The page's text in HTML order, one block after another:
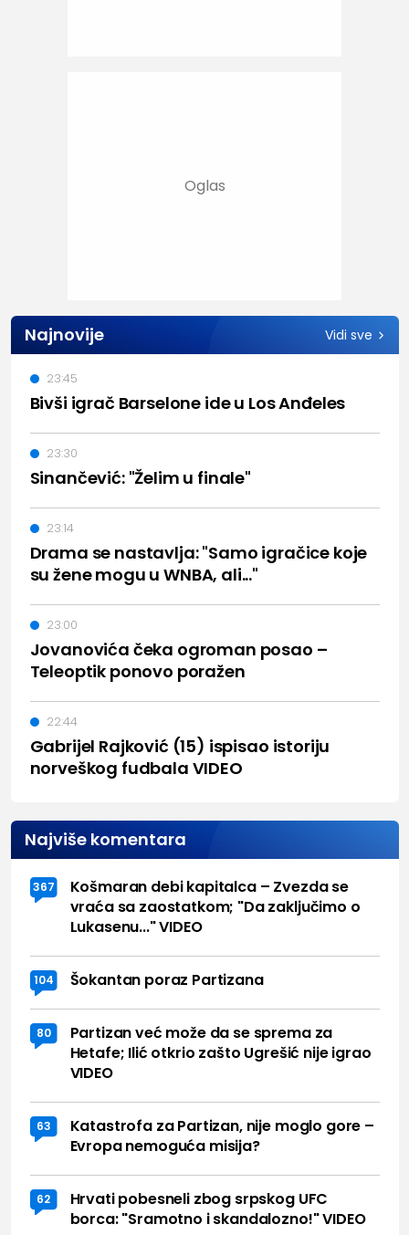
Najnovije Vidi sve
Bivši igrač Barselone ide u Los Anđeles
23:45
Sinančević: "Želim u finale"
23:30
Drama se nastavlja: "Samo igračice koje
su žene mogu u WNBA, ali..."
23:14
Jovanovića čeka ogroman posao –
Teleoptik ponovo poražen
23:00
Gabrijel Rajković (15) ispisao istoriju
norveškog fudbala VIDEO
22:44
Najviše komentara
367
Košmaran debi kapitalca – Zvezda se
vraća sa zaostatkom; "Da zaključimo o
Lukasenu..." VIDEO
104 Šokantan poraz Partizana
80
Partizan već može da se sprema za
Hetafe; Ilić otkrio zašto Ugrešić nije igrao
VIDEO
63
Katastrofa za Partizan, nije moglo gore –
Evropa nemoguća misija?
62
Hrvati pobesneli zbog srpskog UFC
borca: "Sramotno i skandalozno!" VIDEO